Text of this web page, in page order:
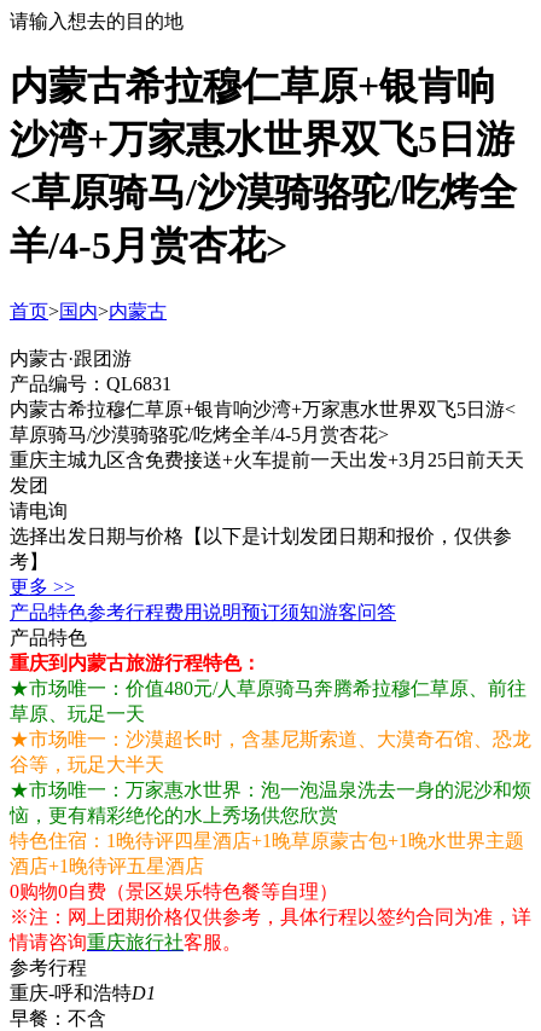
请输入想去的目的地
内蒙古希拉穆仁草原+银肯响
沙湾+万家惠水世界双飞5日游
<草原骑马/沙漠骑骆驼/吃烤全
羊/4-5月赏杏花>
首页>国内>内蒙古
内蒙古·跟团游
产品编号：QL6831
内蒙古希拉穆仁草原+银肯响沙湾+万家惠水世界双飞5日游<
草原骑马/沙漠骑骆驼/吃烤全羊/4-5月赏杏花>
重庆主城九区含免费接送+火车提前一天出发+3月25日前天天
发团
请电询
选择出发日期与价格 【以下是计划发团日期和报价，仅供参
考】
更多 >>
产品特色参考行程费用说明预订须知游客问答
产品特色
重庆到内蒙古旅游行程特色：
★市场唯一：价值480元/人草原骑马奔腾希拉穆仁草原、前往
草原、玩足一天
★市场唯一：沙漠超长时，含基尼斯索道、大漠奇石馆、恐龙
谷等，玩足大半天
★市场唯一：万家惠水世界：泡一泡温泉洗去一身的泥沙和烦
恼，更有精彩绝伦的水上秀场供您欣赏
特色住宿：1晚待评四星酒店+1晚草原蒙古包+1晚水世界主题
酒店+1晚待评五星酒店
0购物0自费（景区娱乐特色餐等自理）
※注：网上团期价格仅供参考，具体行程以签约合同为准，详
情请咨询重庆旅行社客服。
参考行程
重庆-呼和浩特D1
早餐： 不含